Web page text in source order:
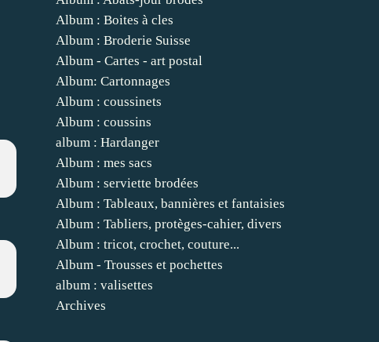
Album : Boites à cles
Album : Broderie Suisse
Album - Cartes - art postal
Album: Cartonnages
Album : coussinets
Album : coussins
album : Hardanger
Album : mes sacs
Album : serviette brodées
Album : Tableaux, bannières et fantaisies
Album : Tabliers, protèges-cahier, divers
Album : tricot, crochet, couture...
Album - Trousses et pochettes
album : valisettes
Archives